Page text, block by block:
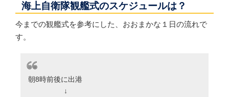
海上自衛隊観艦式のスケジュールは？
今までの観艦式を参考にした、おおまかな１日の流れで
す。
朝8時前後に出港
↓